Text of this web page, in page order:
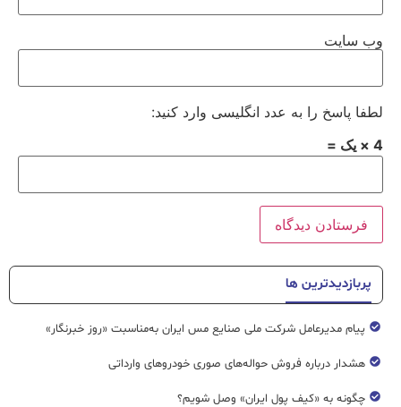
وب‌ سایت
لطفا پاسخ را به عدد انگلیسی وارد کنید:
4 × یک =
پربازدیدترین ها
پیام مدیرعامل شرکت ملی صنایع مس ایران به‌مناسبت «روز خبرنگار»
هشدار درباره فروش حواله‌های صوری خودروهای وارداتی
چگونه به «کیف پول ایران» وصل شویم؟